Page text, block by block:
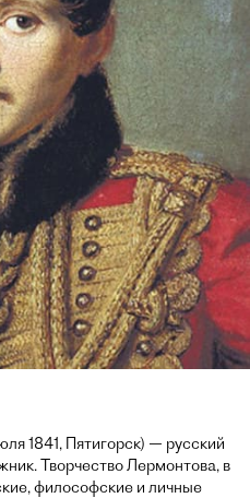
1841, Пятигорск) — русский
Творчество Лермонтова, в
философские и личные